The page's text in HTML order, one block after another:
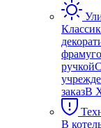
ручкой
заказВ
В